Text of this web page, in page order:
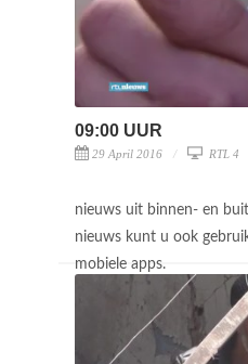
09:00 UUR
29 April 2016 RTL 4
nieuws uit binnen- en
nieuws kunt u ook
mobiele apps.